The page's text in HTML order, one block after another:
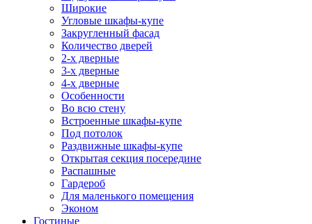
Широкие
Угловые шкафы-купе
Закругленный фасад
Количество дверей
2-х дверные
3-х дверные
4-х дверные
Особенности
Во всю стену
Встроенные шкафы-купе
Под потолок
Раздвижные шкафы-купе
Открытая секция посередине
Распашные
Гардероб
Для маленького помещения
Эконом
Гостиные